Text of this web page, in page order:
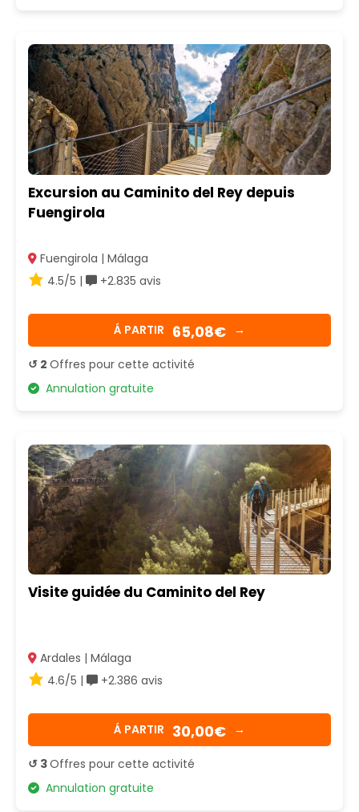
Excursion au Caminito del Rey depuis
Fuengirola
Fuengirola | Málaga
4.5/5 |
+2.835 avis
Á PARTIR 65,08€ →
↺ 2 Offres pour cette activité
Annulation gratuite
Visite guidée du Caminito del Rey
Ardales | Málaga
4.6/5 |
+2.386 avis
Á PARTIR 30,00€ →
↺ 3Offres pour cette activité
Annulation gratuite